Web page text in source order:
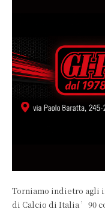
Torniamo indietro agli
di Calcio di Italia ’90